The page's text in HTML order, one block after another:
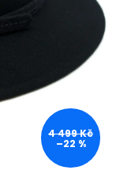
4 499 Kč
–22 %